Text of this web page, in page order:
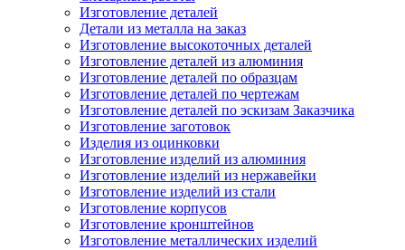
Изготовление деталей
Детали из металла на заказ
Изготовление высокоточных деталей
Изготовление деталей из алюминия
Изготовление деталей по образцам
Изготовление деталей по чертежам
Изготовление деталей по эскизам Заказчика
Изготовление заготовок
Изделия из оцинковки
Изготовление изделий из алюминия
Изготовление изделий из нержавейки
Изготовление изделий из стали
Изготовление корпусов
Изготовление кронштейнов
Изготовление металлических изделий